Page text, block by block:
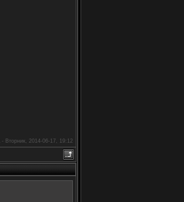
- Вторник, 2014-06-17, 19:12